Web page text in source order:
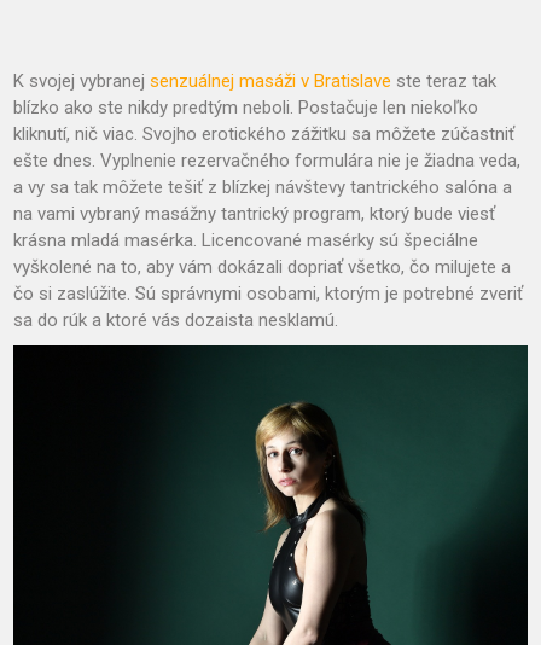
K svojej vybranejsenzuálnej masáži v Bratislave ste teraz tak
blízko ako ste nikdy predtým neboli. Postačuje len niekoľko
kliknutí, nič viac. Svojho erotického zážitku sa môžete zúčastniť
ešte dnes. Vyplnenie rezervačného formulára nie je žiadna veda,
a vy sa tak môžete tešiť z blízkej návštevy tantrického salóna a
na vami vybraný masážny tantrický program, ktorý bude viesť
krásna mladá masérka. Licencované masérky sú špeciálne
vyškolené na to, aby vám dokázali dopriať všetko, čo milujete a
čo si zaslúžite. Sú správnymi osobami, ktorým je potrebné zveriť
sa do rúk a ktoré vás dozaista nesklamú.